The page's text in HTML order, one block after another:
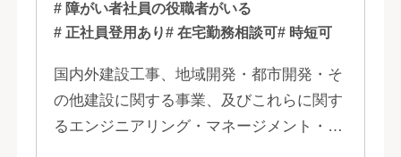
# 障がい者社員の役職者がいる
# 正社員登用あり# 在宅勤務相談可# 時短可
国内外建設工事、地域開発・都市開発・そ
の他建設に関する事業、及びこれらに関す
るエンジニアリング・マネージメント・コ